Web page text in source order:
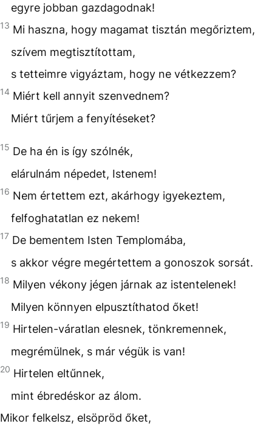
egyre jobban gazdagodnak!
13 Mi haszna, hogy magamat tisztán megőriztem,
szívem megtisztítottam,
s tetteimre vigyáztam, hogy ne vétkezzem?
14 Miért kell annyit szenvednem?
Miért tűrjem a fenyítéseket?
15 De ha én is így szólnék,
elárulnám népedet, Istenem!
16 Nem értettem ezt, akárhogy igyekeztem,
felfoghatatlan ez nekem!
17 De bementem Isten Templomába,
s akkor végre megértettem a gonoszok sorsát.
18 Milyen vékony jégen járnak az istentelenek!
Milyen könnyen elpusztíthatod őket!
19 Hirtelen-váratlan elesnek, tönkremennek,
megrémülnek, s már végük is van!
20 Hirtelen eltűnnek,
mint ébredéskor az álom.
Mikor felkelsz, elsöpröd őket,